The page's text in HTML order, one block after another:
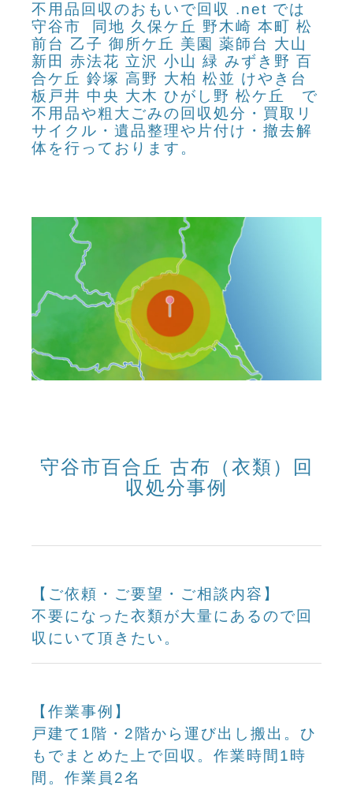
不用品回収のおもいで回収 .net では
守谷市 同地 久保ケ丘 野木崎 本町 松
前台 乙子 御所ケ丘 美園 薬師台 大山
新田 赤法花 立沢 小山 緑 みずき野 百
合ケ丘 鈴塚 高野 大柏 松並 けやき台
板戸井 中央 大木 ひがし野 松ケ丘 で
不用品や粗大ごみの回収処分・買取リ
サイクル・遺品整理や片付け・撤去解
体を行っております。
守谷市百合丘 古布（衣類）回
収処分事例
【ご依頼・ご要望・ご相談内容】
不要になった衣類が大量にあるので回
収にいて頂きたい。
【作業事例】
戸建て1階・2階から運び出し搬出。ひ
もでまとめた上で回収。作業時間1時
間。作業員2名